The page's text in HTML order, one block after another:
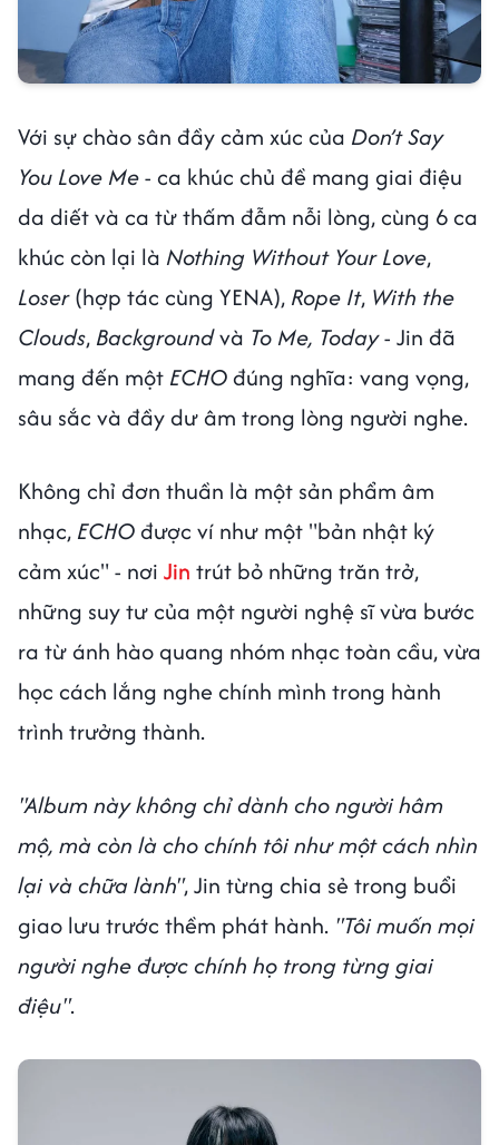
Với sự chào sân đầy cảm xúc của Don’t Say
You Love Me- ca khúc chủ đề mang giai điệu
da diết và ca từ thấm đẫm nỗi lòng, cùng 6 ca
khúc còn lại là Nothing Without Your Love,
Loser(hợp tác cùng YENA), Rope It, With the
Clouds, Backgroundvà To Me, Today- Jin đã
mang đến một ECHOđúng nghĩa: vang vọng,
sâu sắc và đầy dư âm trong lòng người nghe.
Không chỉ đơn thuần là một sản phẩm âm
nhạc, ECHOđược ví như một "bản nhật ký
cảm xúc" - nơi Jin trút bỏ những trăn trở,
những suy tư của một người nghệ sĩ vừa bước
ra từ ánh hào quang nhóm nhạc toàn cầu, vừa
học cách lắng nghe chính mình trong hành
trình trưởng thành.
"Album này không chỉ dành cho người hâm
mộ, mà còn là cho chính tôi như một cách nhìn
lại và chữa lành", Jin từng chia sẻ trong buổi
giao lưu trước thềm phát hành. "Tôi muốn mọi
người nghe được chính họ trong từng giai
điệu".